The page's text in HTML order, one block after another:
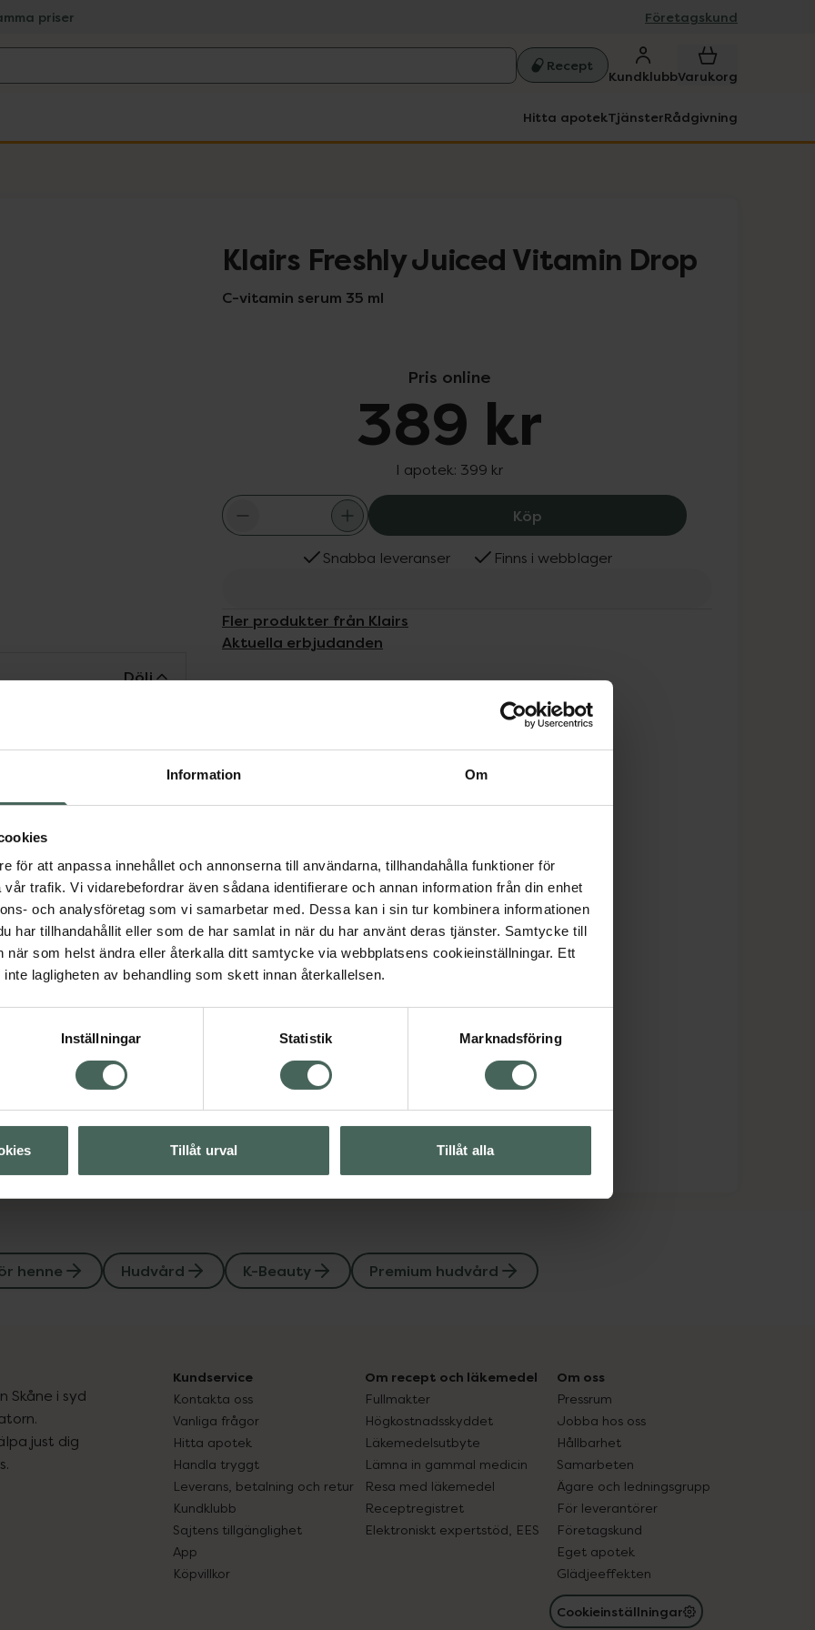
Information Om
för att anpassa innehållet och annonserna till användarna, tillhandahålla funktioner för
trafik. Vi vidarebefordrar även sådana identifierare och annan information från din enhet
och analysföretag som vi samarbetar med. Dessa kan i sin tur kombinera informationen
har tillhandahållit eller som de har samlat in när du har använt deras tjänster. Samtycke till
när som helst ändra eller återkalla ditt samtycke via webbplatsens cookieinställningar. Ett
lagligheten av behandling som skett innan återkallelsen.
Inställningar Statistik Marknadsföring
Tillåt urval Tillåt alla
priser Företagskund
Recept
KundklubbVarukorg
Hitta apotekTjänsterRådgivning
Klairs Freshly Juiced Vitamin Drop
C-vitamin serum 35 ml
Pris online
389 kr
I apotek: 399 kr
Köp Klairs Freshly Juiced Vitamin Drop,
Snabba leveranser Finns i webblager
Fler produkter från Klairs
Aktuella erbjudanden
Dölj
antioxidant som
och ljusar upp
Ökar fasthet och
mest känsliga.
K-Beauty
Visa
henne Hudvård K-Beauty Premium hudvård
Skåne i syd
just dig
Kundservice
Kontakta oss
Vanliga frågor
Hitta apotek
Handla tryggt
Leverans, betalning och retur
Kundklubb
Sajtens tillgänglighet
App
Köpvillkor
Om recept och läkemedel
Fullmakter
Högkostnadsskyddet
Läkemedelsutbyte
Lämna in gammal medicin
Resa med läkemedel
Receptregistret
Elektroniskt expertstöd, EES
Om oss
Pressrum
Jobba hos oss
Hållbarhet
Samarbeten
Ägare och ledningsgrupp
För leverantörer
Företagskund
Eget apotek
Glädjeeffekten
Cookieinställningar